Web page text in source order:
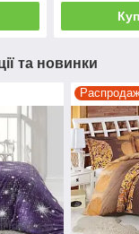
та новинки